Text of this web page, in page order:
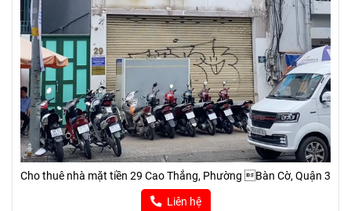
Cho thuê nhà mặt tiền 29 Cao Thắng, Phường Bàn Cờ, Quận 3
Liên hệ